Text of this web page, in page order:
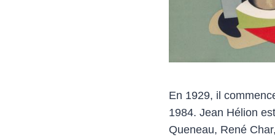
En 1929, il
1984. Jean Hélion
Queneau, René